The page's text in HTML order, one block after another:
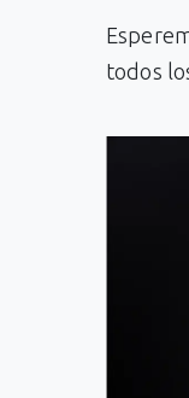
todos